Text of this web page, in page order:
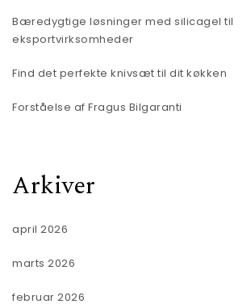
Bæredygtige løsninger med silicagel til
eksportvirksomheder
Find det perfekte knivsæt til dit køkken
Forståelse af Fragus Bilgaranti
Arkiver
april 2026
marts 2026
februar 2026